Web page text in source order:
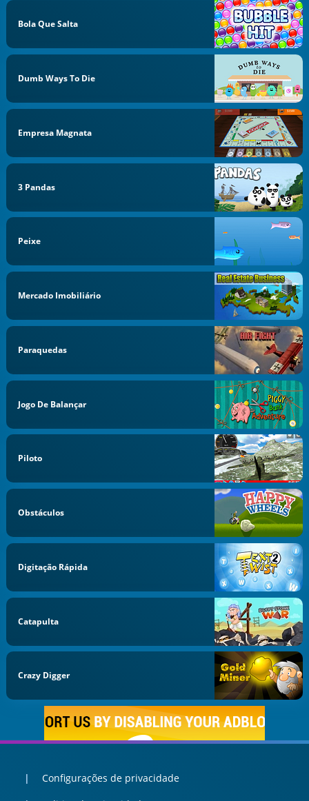
Bola Que Salta
Dumb Ways To Die
Empresa Magnata
3 Pandas
Peixe
Mercado Imobiliário
Paraquedas
Jogo De Balançar
Piloto
Obstáculos
Digitação Rápida
Catapulta
Crazy Digger
Configurações de privacidade